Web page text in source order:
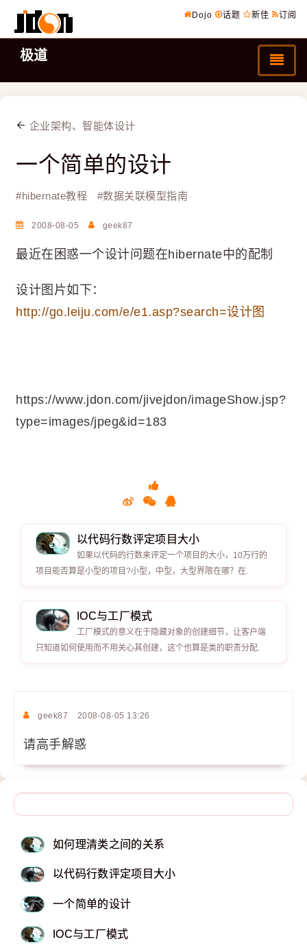
Dojo 话题 新佳 订阅
极道
企业架构、智能体设计
一个简单的设计
#hibernate教程 #数据关联模型指南
2008-08-05 geek87
最近在困惑一个设计问题在hibernate中的配制
设计图片如下：
http://go.leiju.com/e/e1.asp?search=设计图
https://www.jdon.com/jivejdon/imageShow.jsp?
type=images/jpeg&id=183
以代码行数评定项目大小
如果以代码的行数来评定一个项目的大小，10万行的
项目能否算是小型的项目?小型，中型，大型界限在哪？在.
IOC与工厂模式
工厂模式的意义在于隐藏对象的创建细节，让客户端
只知道如何使用而不用关心其创建，这个也算是类的职责分配.
geek87 2008-08-05 13:26
请高手解惑
如何理清类之间的关系
以代码行数评定项目大小
一个简单的设计
IOC与工厂模式